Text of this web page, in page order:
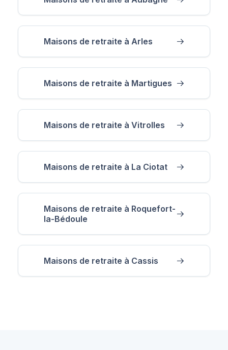
Maisons de retraite à Arles
Maisons de retraite à Martigues
Maisons de retraite à Vitrolles
Maisons de retraite à La Ciotat
Maisons de retraite à Roquefort-
la-Bédoule
Maisons de retraite à Cassis